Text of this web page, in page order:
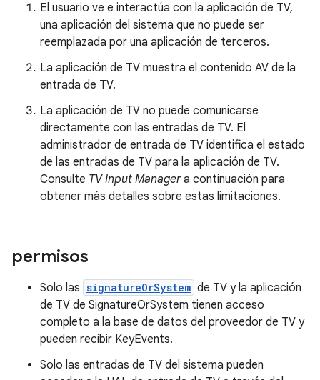
El usuario ve e interactúa con la aplicación de TV,
una aplicación del sistema que no puede ser
reemplazada por una aplicación de terceros.
La aplicación de TV muestra el contenido AV de la
entrada de TV.
La aplicación de TV no puede comunicarse
directamente con las entradas de TV. El
administrador de entrada de TV identifica el estado
de las entradas de TV para la aplicación de TV.
Consulte TV Input Managera continuación para
obtener más detalles sobre estas limitaciones.
permisos
Solo las signatureOrSystem de TV y la aplicación
de TV de SignatureOrSystem tienen acceso
completo a la base de datos del proveedor de TV y
pueden recibir KeyEvents.
Solo las entradas de TV del sistema pueden